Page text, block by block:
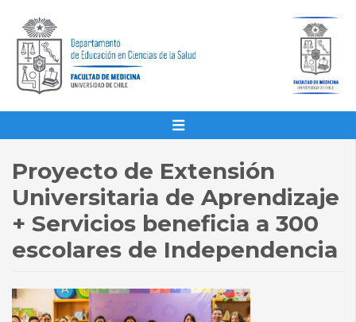
Proyecto de Extensión
Universitaria de Aprendizaje
+ Servicios beneficia a 300
escolares de Independencia